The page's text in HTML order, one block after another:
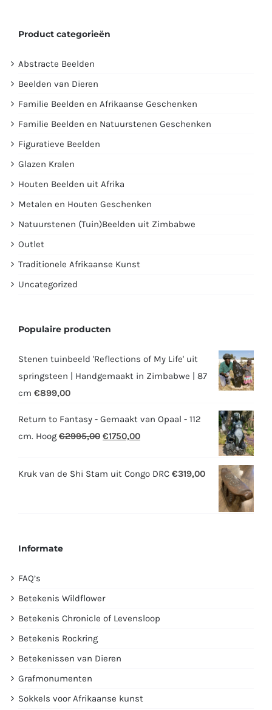
Product categorieën
Abstracte Beelden
Beelden van Dieren
Familie Beelden en Afrikaanse Geschenken
Familie Beelden en Natuurstenen Geschenken
Figuratieve Beelden
Glazen Kralen
Houten Beelden uit Afrika
Metalen en Houten Geschenken
Natuurstenen (Tuin)Beelden uit Zimbabwe
Outlet
Traditionele Afrikaanse Kunst
Uncategorized
Populaire producten
Stenen tuinbeeld 'Reflections of My Life' uit
springsteen | Handgemaakt in Zimbabwe | 87
cm €899,00
Return to Fantasy - Gemaakt van Opaal - 112
cm. Hoog €2995,00 Oorspronkelijke
was:
€1750,00Huidige
is:
Kruk van de Shi Stam uit Congo DRC €319,00
Informate
FAQ’s
Betekenis Wildflower
Betekenis Chronicle of Levensloop
Betekenis Rockring
Betekenissen van Dieren
Grafmonumenten
Sokkels voor Afrikaanse kunst